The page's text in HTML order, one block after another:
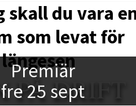
skall du vara
som levat för
längesen
PÅ DRIFT
Premiär
fre 25 sept